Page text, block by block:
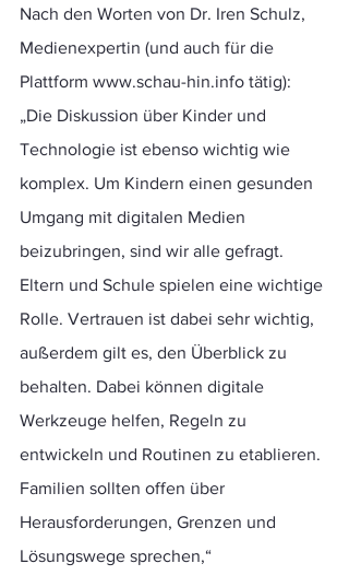
Nach den Worten von Dr. Iren Schulz,
Medienexpertin (und auch für die
Plattform www.schau-hin.info tätig):
„Die Diskussion über Kinder und
Technologie ist ebenso wichtig wie
komplex. Um Kindern einen gesunden
Umgang mit digitalen Medien
beizubringen, sind wir alle gefragt.
Eltern und Schule spielen eine wichtige
Rolle. Vertrauen ist dabei sehr wichtig,
außerdem gilt es, den Überblick zu
behalten. Dabei können digitale
Werkzeuge helfen, Regeln zu
entwickeln und Routinen zu etablieren.
Familien sollten offen über
Herausforderungen, Grenzen und
Lösungswege sprechen,“